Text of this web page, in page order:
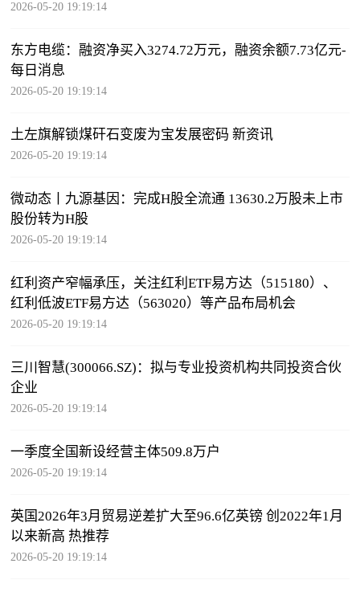
2026-05-20 19:19:14
东方电缆：融资净买入3274.72万元，融资余额7.73亿元-
每日消息
2026-05-20 19:19:14
土左旗解锁煤矸石变废为宝发展密码 新资讯
2026-05-20 19:19:14
微动态丨九源基因：完成H股全流通 13630.2万股未上市
股份转为H股
2026-05-20 19:19:14
红利资产窄幅承压，关注红利ETF易方达（515180）、
红利低波ETF易方达（563020）等产品布局机会
2026-05-20 19:19:14
三川智慧(300066.SZ)：拟与专业投资机构共同投资合伙
企业
2026-05-20 19:19:14
一季度全国新设经营主体509.8万户
2026-05-20 19:19:14
英国2026年3月贸易逆差扩大至96.6亿英镑 创2022年1月
以来新高 热推荐
2026-05-20 19:19:14